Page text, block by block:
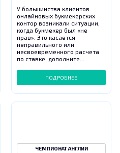
У большинства клиентов
онлайновых букмекерских
контор возникали ситуации,
когда букмекер был «не
прав». Это касается
неправильного или
несвоевременного расчета
по ставке, дополните...
ПОДРОБНЕЕ
ЧЕМПИОНАТ АНГЛИИ